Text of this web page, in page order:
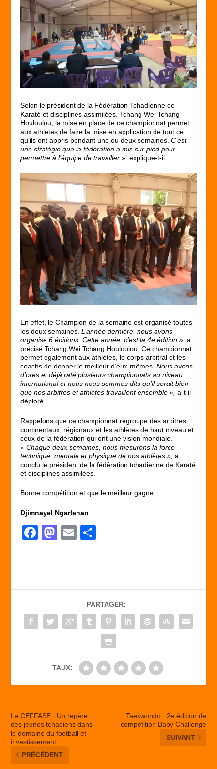
Selon le président de la Fédération Tchadienne de
Karaté et disciplines assimilées, Tchang Wei Tchang
Houloulou, la mise en place de ce championnat permet
aux athlètes de faire la mise en application de tout ce
qu’ils ont appris pendant une ou deux semaines.C’est
une stratégie que la fédération a mis sur pied pour
permettre à l’équipe de travailler »,explique-t-il.
En effet, le Champion de la semaine est organisé toutes
les deux semaines.L’année dernière, nous avons
organisé 6 éditions. Cette année, c’est la 4e édition »,a
précisé Tchang Wei Tchang Houloulou. Ce championnat
permet également aux athlètes, le corps arbitral et les
coachs de donner le meilleur d’eux-mêmes.Nous avons
d’ores et déjà raté plusieurs championnats au niveau
international et nous nous sommes dits qu’il serait bien
que nos arbitres et athlètes travaillent ensemble »,a-t-il
déploré.
Rappelons que ce championnat regroupe des arbitres
continentaux, régionaux et les athlètes de haut niveau et
ceux de la fédération qui ont une vision mondiale.
«Chaque deux semaines, nous mesurons la force
technique, mentale et physique de nos athlètes »,a
conclu le président de la fédération tchadienne de Karaté
et disciplines assimilées.
Bonne compétition et que le meilleur gagne.
Djimnayel Ngarlenan
F
b
o
o
M
d
o
n
E
er
PARTAGER:
TAUX:
Le CEFFASE : Un repère
des jeunes tchadiens dans
le domaine du football et
investissement
PRÉCÉDENT
Taekwondo : 2e édition de
compétition Baby Challenge
SUIVANT